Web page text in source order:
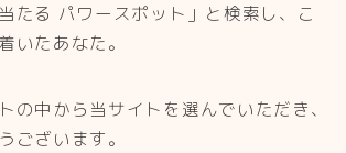
たる パワースポット」と検索し、こ
いたあなた。
の中から当サイトを選んでいただき、
ございます。